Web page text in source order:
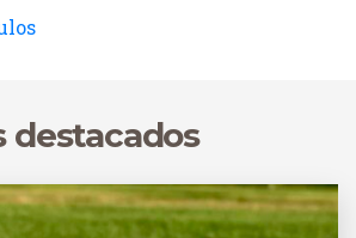
vez más esta tarea en una época
obtener los mejores resultados.
destacados